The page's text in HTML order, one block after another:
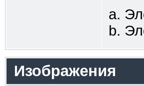
Изображения